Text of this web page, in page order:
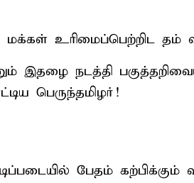
மக்கள் உரிமைப்பெற்றிட தம்
இதழை நடத்தி
பெருந்தமிழர்!
பேதம்